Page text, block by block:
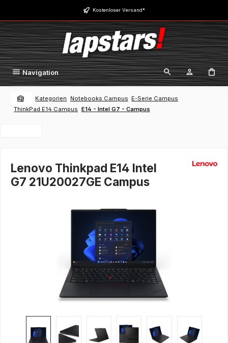
Zum Hauptinhalt springen Kostenloser Versand*
Navigation
Kategorien Notebooks Campus E-Serie Campus
ThinkPad E14 Campus E14 - Intel G7 - Campus
Lenovo Thinkpad E14 Intel
G7 21U20027GE Campus